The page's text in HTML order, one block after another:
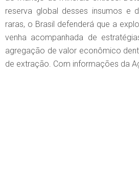
reserva global desses insumos e
raras, o Brasil defenderá que a
venha acompanhada de
agregação de valor econômico
de extração. Com informações da